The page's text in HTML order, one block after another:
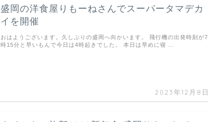
盛岡の洋食屋りもーねさんでスーパータマデカ
イを開催
2023年12月8日
おはようございます。久しぶりの盛岡へ向かいます。 飛行機の出発時刻が7
時15分と早いもんで今日は4時起きでした。 本日は早めに寝 …